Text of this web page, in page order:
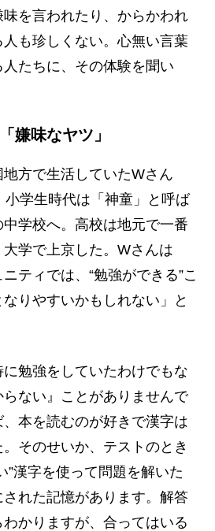
を言われたり、からかわれ
も珍しくない。心無い言葉
たちに、その体験を聞い
嫌味なヤツ」
方で生活していたWさん
小学生時代は「神童」と呼ば
学校へ。高校は地元で一番
学で上京した。Wさんは
ティでは、“勉強ができる”こ
りやすいかもしれない」と
に勉強をしていたわけでもな
ない』ことがありませんで
本を読むのが好きで漢字は
そのせいか、テストのとき
”漢字を使って問題を解いた
れた記憶があります。解答
かりますが、合ってはいる